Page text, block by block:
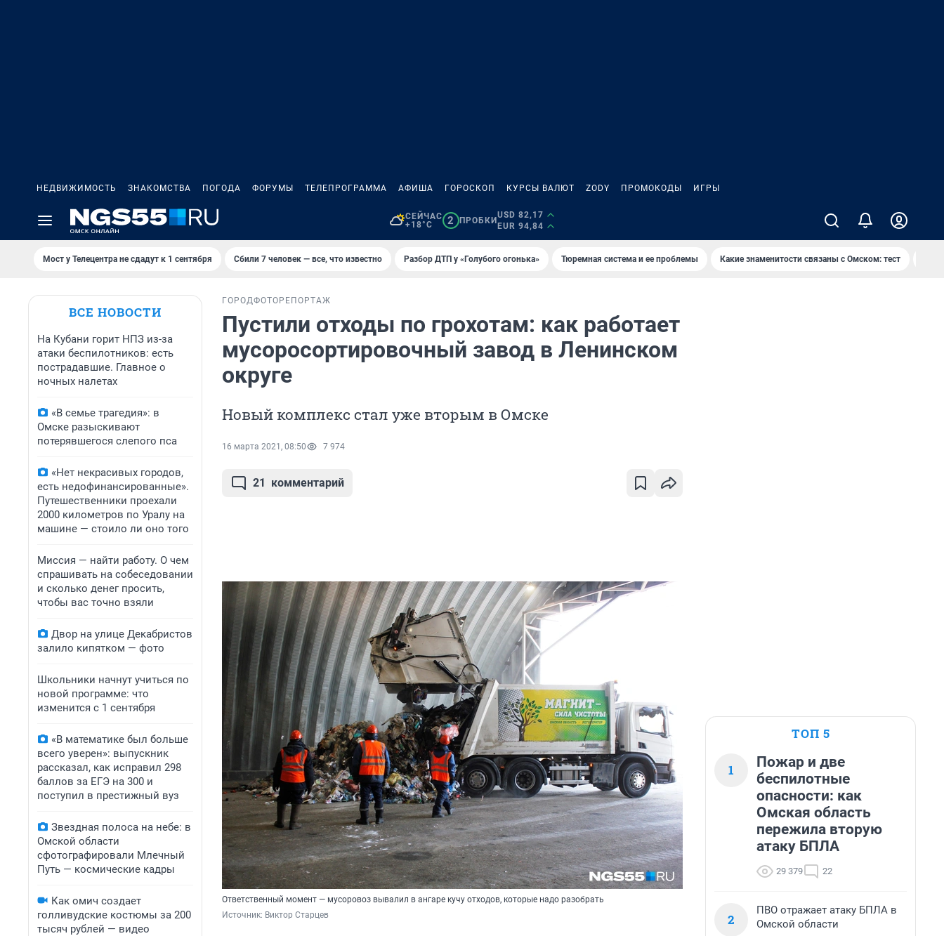
НЕДВИЖИМОСТЬ ЗНАКОМСТВА ПОГОДА ФОРУМЫ ТЕЛЕПРОГРАММА АФИША ГОРОСКОП КУРСЫ ВАЛЮТ ZODY ПРОМОКОДЫ ИГРЫ
СЕЙЧАС
+18°C
2 ПРОБКИ
USD 82,17
EUR 94,84
Мост у Телецентра не сдадут к 1 сентября Сбили 7 человек — все, что известно Разбор ДТП у «Голубого огонька» Тюремная система и ее проблемы Какие знаменитости связаны с Омском: тест
ВСЕ НОВОСТИ
На Кубани горит НПЗ из-за
атаки беспилотников: есть
пострадавшие. Главное о
ночных налетах
«В семье трагедия»: в
Омске разыскивают
потерявшегося слепого пса
«Нет некрасивых городов,
есть недофинансированные».
Путешественники проехали
2000 километров по Уралу на
машине — стоило ли оно того
Миссия — найти работу. О чем
спрашивать на собеседовании
и сколько денег просить,
чтобы вас точно взяли
Двор на улице Декабристов
залило кипятком — фото
Школьники начнут учиться по
новой программе: что
изменится с 1 сентября
«В математике был больше
всего уверен»: выпускник
рассказал, как исправил 298
баллов за ЕГЭ на 300 и
поступил в престижный вуз
Звездная полоса на небе: в
Омской области
сфотографировали Млечный
Путь — космические кадры
Как омич создает
голливудские костюмы за 200
тысяч рублей — видео
ГОРОДФОТОРЕПОРТАЖ
Пустили отходы по грохотам: как работает
мусоросортировочный завод в Ленинском
округе
Новый комплекс стал уже вторым в Омске
16 марта 2021, 08:50 7 974
21 комментарий
Ответственный момент — мусоровоз вывалил в ангаре кучу отходов, которые надо разобрать
Источник: Виктор Старцев
ТОП 5
1
Пожар и две
беспилотные
опасности: как
Омская область
пережила вторую
атаку БПЛА
29 379 22
2
ПВО отражает атаку БПЛА в
Омской области